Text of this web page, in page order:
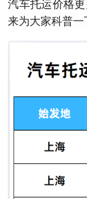
来为大家科普一